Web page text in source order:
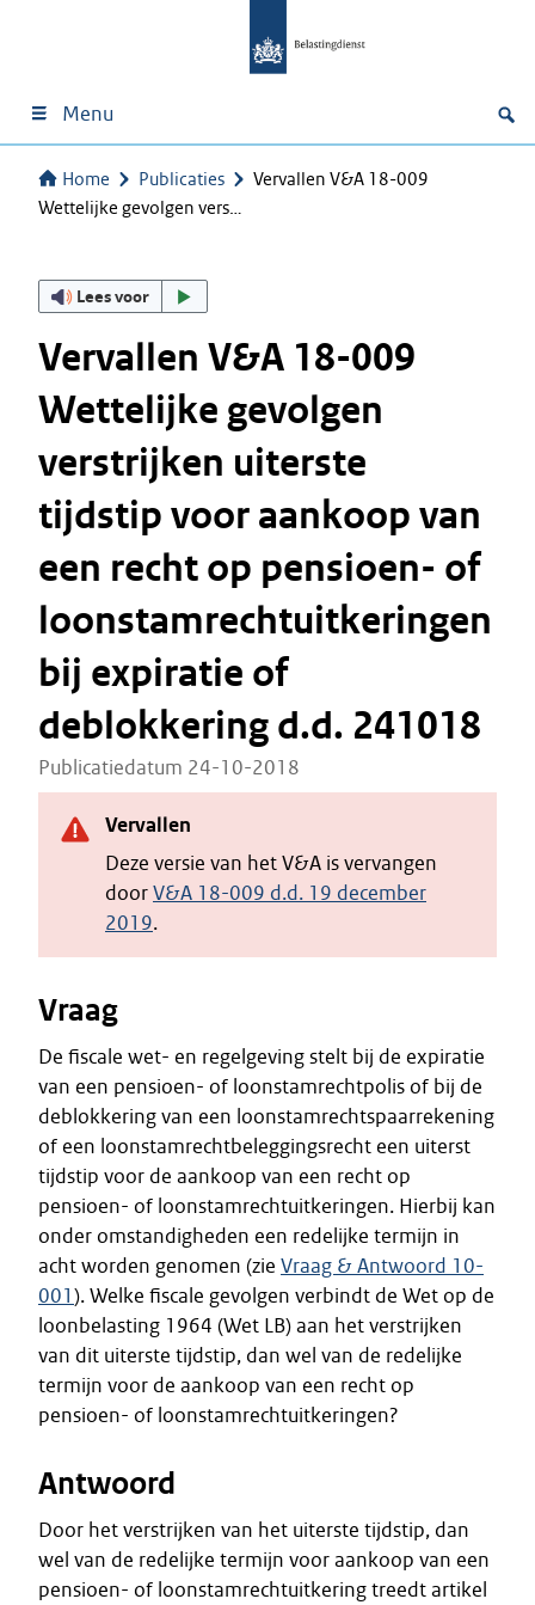
Menu
Home Publicaties
Vervallen V&A 18-009
Wettelijke gevolgen vers…
Lees voor
Vervallen V&A 18-009
Wettelijke gevolgen
verstrijken uiterste
tijdstip voor aankoop van
een recht op pensioen- of
loonstamrechtuitkeringen
bij expiratie of
deblokkering d.d. 241018
Publicatiedatum 24-10-2018
Vervallen
Deze versie van het V&A is vervangen
doorV&A 18-009 d.d. 19 december
2019.
Vraag
De fiscale wet- en regelgeving stelt bij de expiratie
van een pensioen- of loonstamrechtpolis of bij de
deblokkering van een loonstamrechtspaarrekening
of een loonstamrechtbeleggingsrecht een uiterst
tijdstip voor de aankoop van een recht op
pensioen- of loonstamrechtuitkeringen. Hierbij kan
onder omstandigheden een redelijke termijn in
acht worden genomen (zie Vraag & Antwoord 10-
001). Welke fiscale gevolgen verbindt de Wet op de
loonbelasting 1964 (Wet LB) aan het verstrijken
van dit uiterste tijdstip, dan wel van de redelijke
termijn voor de aankoop van een recht op
pensioen- of loonstamrechtuitkeringen?
Antwoord
Door het verstrijken van het uiterste tijdstip, dan
wel van de redelijke termijn voor aankoop van een
pensioen- of loonstamrechtuitkering treedt artikel